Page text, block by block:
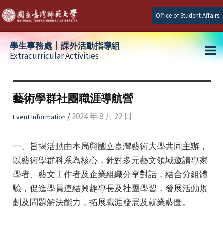
Skip
to
content
Office of Student Affairs
學生事務處┆課外活動指導組
Extracurricular Activities
藝術學群社團職涯導航營
Event Information /2024 年 8 月 22 日
一、旨揭活動由本局與國立臺灣藝術大學共同主辦，
以藝術學群科系為核心，針對多元藝文領域邀請專家
學者、藝文工作者及企業組織分享對話，結合分組體
驗，促進學員連結興趣專長及社團學習，發展活動規
劃及問題解決能力，拓展職涯發展及就業藍圖。